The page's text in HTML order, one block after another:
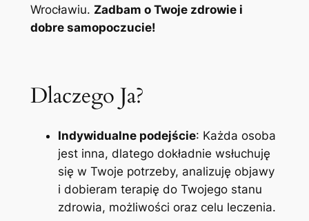
Wrocławiu. Zadbam o Twoje zdrowie i
dobre samopoczucie!
Dlaczego Ja?
Indywidualne podejście: Każda osoba
jest inna, dlatego dokładnie wsłuchuję
się w Twoje potrzeby, analizuję objawy
i dobieram terapię do Twojego stanu
zdrowia, możliwości oraz celu leczenia.